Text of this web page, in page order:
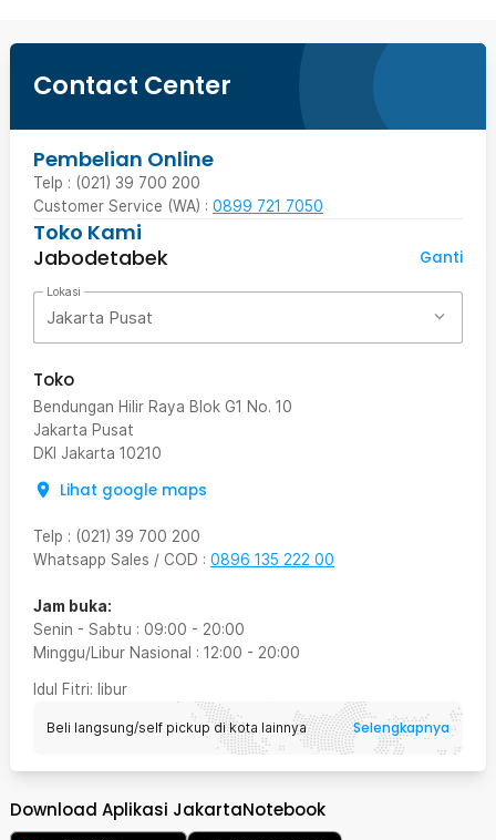
Contact Center
Pembelian Online
Telp : (021) 39 700 200
Customer Service (WA) : 0899 721 7050
Toko Kami
Jabodetabek
Ganti
Lokasi
Jakarta Pusat
Toko
Bendungan Hilir Raya Blok G1 No. 10
Jakarta Pusat
DKI Jakarta 10210
Lihat google maps
Telp : (021) 39 700 200
Whatsapp Sales / COD : 0896 135 222 00
Jam buka:
Senin - Sabtu : 09:00 - 20:00
Minggu/Libur Nasional : 12:00 - 20:00
Idul Fitri: libur
Beli langsung/self pickup di kota lainnya Selengkapnya
Download Aplikasi JakartaNotebook